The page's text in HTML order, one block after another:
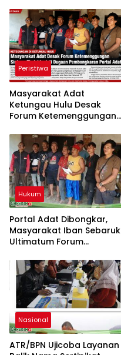
Peristiwa
Masyarakat Adat
Ketungau Hulu Desak
Forum Ketemenggungan
Dugaan Pembongkaran
Portal Adat
Hukum
Portal Adat Dibongkar,
Masyarakat Iban Sebaruk
Ultimatum Forum
“Jangan Biarkan Hukum
Adat Dilecehkan”
Nasional
ATR/BPN Ujicoba Layanan